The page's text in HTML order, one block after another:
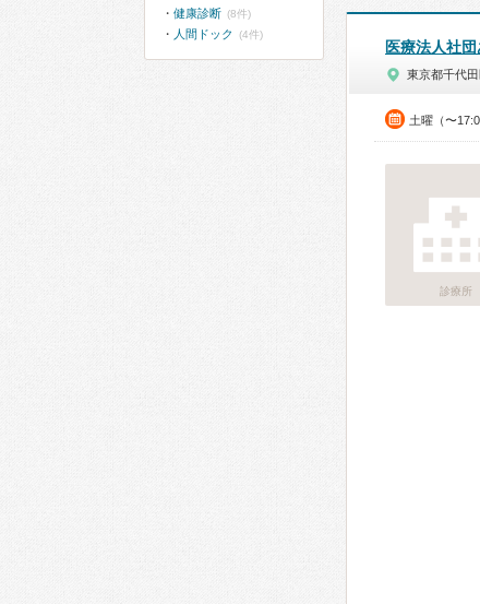
医療法人社
東京都千代
土曜（〜
診療所
健康診断 (8件)
人間ドック (4件)